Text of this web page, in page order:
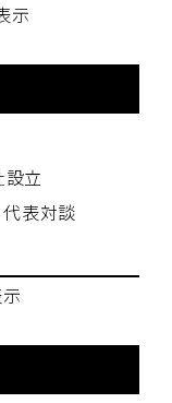
示
設立
代表対談